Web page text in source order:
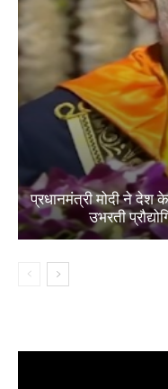
प्रधानमंत्री मोदी ने देश
उभरती